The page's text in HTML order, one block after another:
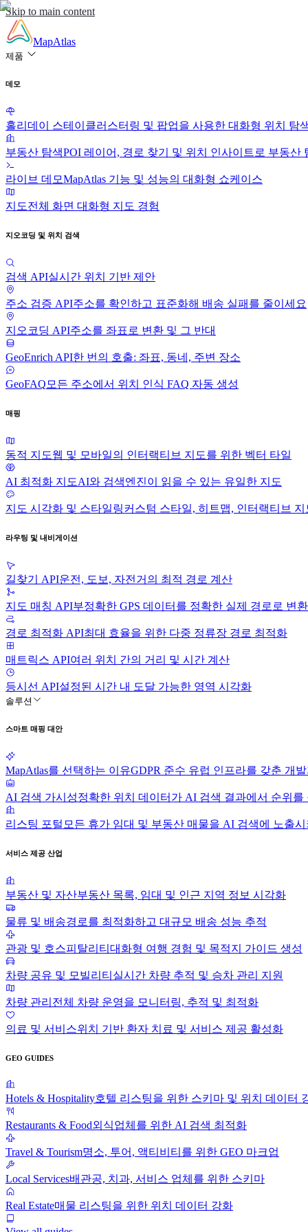
Skip to main content
MapAtlas
제품
데모
홀리데이 스테이 클러스터링 및 팝업을 사용한 대화형 위치 탐
부동산 탐색POI 레이어, 경로 찾기 및 위치 인사이트로 부동산
라이브 데모MapAtlas 기능 및 성능의 대화형 쇼케이스
지도전체 화면 대화형 지도 경험
지오코딩 및 위치 검색
검색 API실시간 위치 기반 제안
주소 검증 API주소를 확인하고 표준화해 배송 실패를 줄이세요
지오코딩 API주소를 좌표로 변환 및 그 반대
GeoEnrich API한 번의 호출: 좌표, 동네, 주변 장소
GeoFAQ 모든 주소에서 위치 인식 FAQ 자동 생성
매핑
동적 지도웹 및 모바일의 인터랙티브 지도를 위한 벡터 타일
AI 최적화 지도AI와 검색엔진이 읽을 수 있는 유일한 지도
지도 시각화 및 스타일링커스텀 스타일, 히트맵, 인터랙티브 지
라우팅 및 내비게이션
길찾기 API운전, 도보, 자전거의 최적 경로 계산
지도 매칭 API부정확한 GPS 데이터를 정확한 실제 경로로 변환
경로 최적화 API최대 효율을 위한 다중 정류장 경로 최적화
매트릭스 API여러 위치 간의 거리 및 시간 계산
등시선 API설정된 시간 내 도달 가능한 영역 시각화
솔루션
스마트 매핑 대안
MapAtlas를 선택하는 이유GDPR 준수 유럽 인프라를 갖춘 개
AI 검색 가시성정확한 위치 데이터가 AI 검색 결과에서 순위를
리스팅 포털 모든 휴가 임대 및 부동산 매물을 AI 검색에 노출
서비스 제공 산업
부동산 및 자산부동산 목록, 임대 및 인근 지역 정보 시각화
물류 및 배송경로를 최적화하고 대규모 배송 성능 추적
관광 및 호스피탈리티 대화형 여행 경험 및 목적지 가이드 생성
차량 공유 및 모빌리티 실시간 차량 추적 및 승차 관리 지원
차량 관리 전체 차량 운영을 모니터링, 추적 및 최적화
의료 및 서비스위치 기반 환자 치료 및 서비스 제공 활성화
GEO GUIDES
Hotels & Hospitality호텔 리스팅을 위한 스키마 및 위치 데이터
Restaurants & Food외식업체를 위한 AI 검색 최적화
Travel & Tourism명소, 투어, 액티비티를 위한 GEO 마크업
Local Services배관공, 치과, 서비스 업체를 위한 스키마
Real Estate매물 리스팅을 위한 위치 데이터 강화